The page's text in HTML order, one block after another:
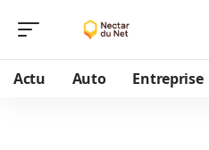
Actu Auto Entreprise